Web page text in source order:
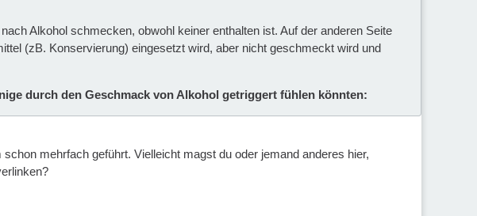
Alkohol schmecken, obwohl keiner enthalten ist. Auf der anderen Seite
(zB. Konservierung) eingesetzt wird, aber nicht geschmeckt wird und
durch den Geschmack von Alkohol getriggert fühlen könnten:
mehrfach geführt. Vielleicht magst du oder jemand anderes hier,